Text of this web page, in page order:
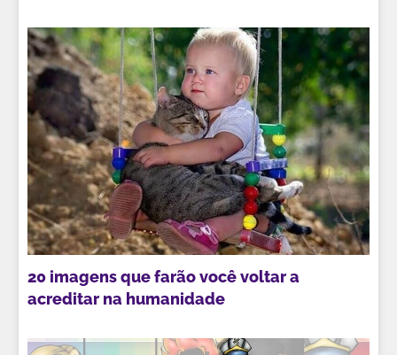
20 imagens que farão você voltar a
acreditar na humanidade